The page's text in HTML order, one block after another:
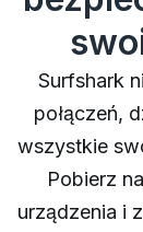
Surfshark
połączeń,
wszystkie
Pobierz
urządzenia i